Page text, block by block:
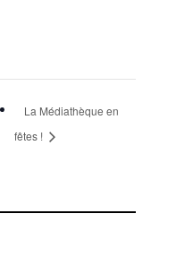
La Médiathèque en
fêtes !